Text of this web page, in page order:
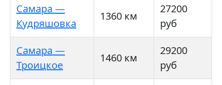
Самара —
Кудряшовка
1360 км
27200
руб
Самара —
Троицкое
1460 км
29200
руб